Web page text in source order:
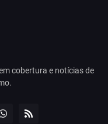
cobertura e notícias de